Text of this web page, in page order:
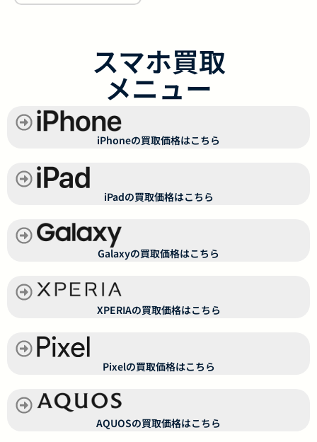
スマホ買取
メニュー
iPhoneの買取価格はこちら
iPadの買取価格はこちら
Galaxyの買取価格はこちら
XPERIAの買取価格はこちら
Pixelの買取価格はこちら
AQUOSの買取価格はこちら